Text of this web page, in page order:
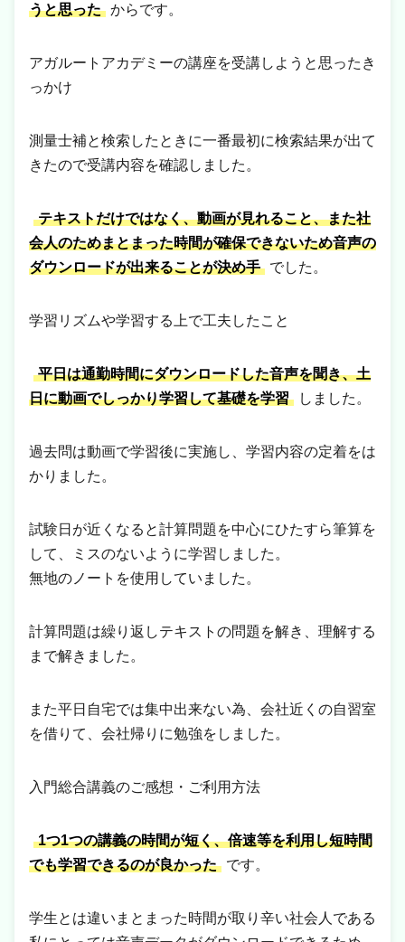
うと思った からです。
アガルートアカデミーの講座を受講しようと思ったき
っかけ
測量士補と検索したときに一番最初に検索結果が出て
きたので受講内容を確認しました。
テキストだけではなく、動画が見れること、また社
会人のためまとまった時間が確保できないため音声の
ダウンロードが出来ることが決め手
でした。
学習リズムや学習する上で工夫したこと
平日は通勤時間にダウンロードした音声を聞き、土
日に動画でしっかり学習して基礎を学習
しました。
過去問は動画で学習後に実施し、学習内容の定着をは
かりました。
試験日が近くなると計算問題を中心にひたすら筆算を
して、ミスのないように学習しました。
無地のノートを使用していました。
計算問題は繰り返しテキストの問題を解き、理解する
まで解きました。
また平日自宅では集中出来ない為、会社近くの自習室
を借りて、会社帰りに勉強をしました。
入門総合講義のご感想・ご利用方法
1つ1つの講義の時間が短く、倍速等を利用し短時間
でも学習できるのが良かった
です。
学生とは違いまとまった時間が取り辛い社会人である